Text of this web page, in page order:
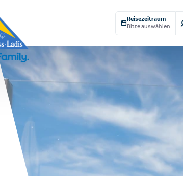
Reisezeitraum
Bitte auswählen